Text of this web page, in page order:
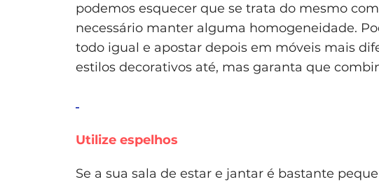
podemos esquecer que se trata do mesmo
necessário manter alguma homogeneidade.
todo igual e apostar depois em móveis mais
estilos decorativos até, mas garanta que
Utilize espelhos
Se a sua sala de estar e jantar é bastante